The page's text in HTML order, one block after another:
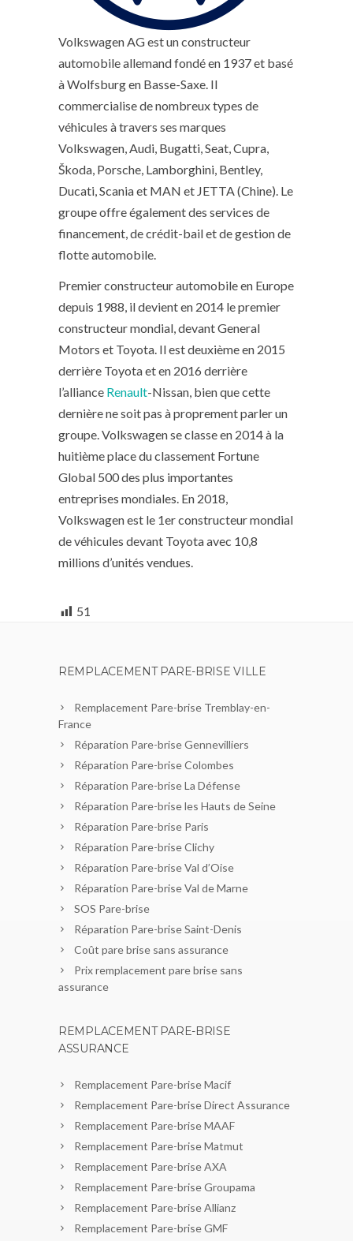
Volkswagen AG est un constructeur
automobile allemand fondé en 1937 et basé
à Wolfsburg en Basse-Saxe. Il
commercialise de nombreux types de
véhicules à travers ses marques
Volkswagen, Audi, Bugatti, Seat, Cupra,
Škoda, Porsche, Lamborghini, Bentley,
Ducati, Scania et MAN et JETTA (Chine). Le
groupe offre également des services de
financement, de crédit-bail et de gestion de
flotte automobile.
Premier constructeur automobile en Europe
depuis 1988, il devient en 2014 le premier
constructeur mondial, devant General
Motors et Toyota. Il est deuxième en 2015
derrière Toyota et en 2016 derrière
l’alliance Renault-Nissan, bien que cette
dernière ne soit pas à proprement parler un
groupe. Volkswagen se classe en 2014 à la
huitième place du classement Fortune
Global 500 des plus importantes
entreprises mondiales. En 2018,
Volkswagen est le 1er constructeur mondial
de véhicules devant Toyota avec 10,8
millions d’unités vendues.
51
REMPLACEMENT PARE-BRISE VILLE
Remplacement Pare-brise Tremblay-en-
France
Réparation Pare-brise Gennevilliers
Réparation Pare-brise Colombes
Réparation Pare-brise La Défense
Réparation Pare-brise les Hauts de Seine
Réparation Pare-brise Paris
Réparation Pare-brise Clichy
Réparation Pare-brise Val d’Oise
Réparation Pare-brise Val de Marne
SOS Pare-brise
Réparation Pare-brise Saint-Denis
Coût pare brise sans assurance
Prix remplacement pare brise sans
assurance
REMPLACEMENT PARE-BRISE
ASSURANCE
Remplacement Pare-brise Macif
Remplacement Pare-brise Direct Assurance
Remplacement Pare-brise MAAF
Remplacement Pare-brise Matmut
Remplacement Pare-brise AXA
Remplacement Pare-brise Groupama
Remplacement Pare-brise Allianz
Remplacement Pare-brise GMF